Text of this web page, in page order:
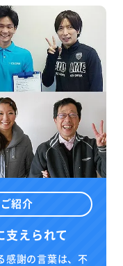
紹介
支えられて
感謝の言葉は、不